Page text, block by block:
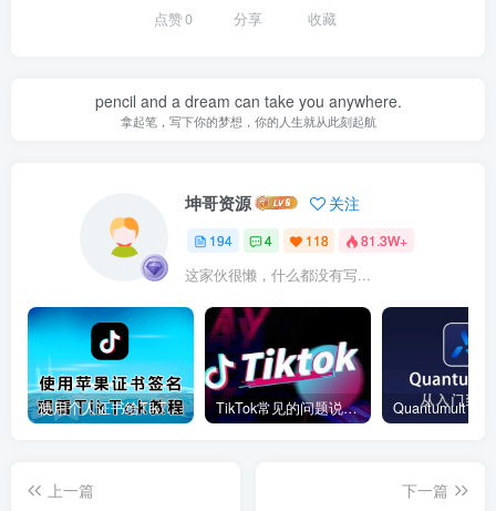
点赞0 分享 收藏
pencil and a dream can take you anywhere.
拿起笔，写下你的梦想，你的人生就从此刻起航
坤哥资源 关注
194 4 118 81.3W+
这家伙很懒，什么都没有写...
使用个人证书给TikTok签名安装(视频) TikTok常见的问题说明和解决方法
上一篇
下一篇